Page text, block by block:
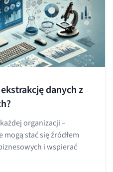
danych z
organizacji –
stać się źródłem
i wspierać